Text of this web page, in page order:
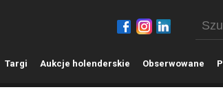
Targi Aukcje holenderskie Obserwowane P